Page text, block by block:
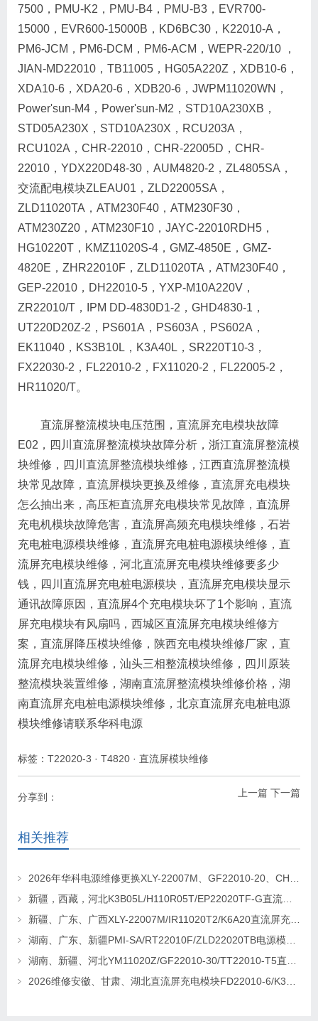
7500，PMU-K2，PMU-B4，PMU-B3，EVR700-
15000，EVR600-15000B，KD6BC30，K22010-A，
PM6-JCM，PM6-DCM，PM6-ACM，WEPR-220/10 ，
JIAN-MD22010，TB11005，HG05A220Z，XDB10-6，
XDA10-6，XDA20-6，XDB20-6，JWPM11020WN，
Power'sun-M4，Power'sun-M2，STD10A230XB，
STD05A230X，STD10A230X，RCU203A，
RCU102A，CHR-22010，CHR-22005D，CHR-
22010，YDX220D48-30，AUM4820-2，ZL4805SA，
交流配电模块ZLEAU01，ZLD22005SA，
ZLD11020TA，ATM230F40，ATM230F30，
ATM230Z20，ATM230F10，JAYC-22010RDH5，
HG10220T，KMZ11020S-4，GMZ-4850E，GMZ-
4820E，ZHR22010F，ZLD11020TA，ATM230F40，
GEP-22010，DH22010-5，YXP-M10A220V，
ZR22010/T，IPM DD-4830D1-2，GHD4830-1，
UT220D20Z-2，PS601A，PS603A，PS602A，
EK11040，KS3B10L，K3A40L，SR220T10-3，
FX22030-2，FL22010-2，FX11020-2，FL22005-2，
HR11020/T。
直流屏整流模块电压范围，直流屏充电模块故障
E02，四川直流屏整流模块故障分析，浙江直流屏整流模
块维修，四川直流屏整流模块维修，江西直流屏整流模
块常见故障，直流屏模块更换及维修，直流屏充电模块
怎么抽出来，高压柜直流屏充电模块常见故障，直流屏
充电机模块故障危害，直流屏高频充电模块维修，石岩
充电桩电源模块维修，直流屏充电桩电源模块维修，直
流屏充电模块维修，河北直流屏充电模块维修要多少
钱，四川直流屏充电桩电源模块，直流屏充电模块显示
通讯故障原因，直流屏4个充电模块坏了1个影响，直流
屏充电模块有风扇吗，西城区直流屏充电模块维修方
案，直流屏降压模块维修，陕西充电模块维修厂家，直
流屏充电模块维修，汕头三相整流模块维修，四川原装
整流模块装置维修，湖南直流屏整流模块维修价格，湖
南直流屏充电桩电源模块维修，北京直流屏充电桩电源
模块维修请联系华科电源
标签： T22020-3 · T4820 · 直流屏模块维修
上一篇 下一篇
分享到：
相关推荐